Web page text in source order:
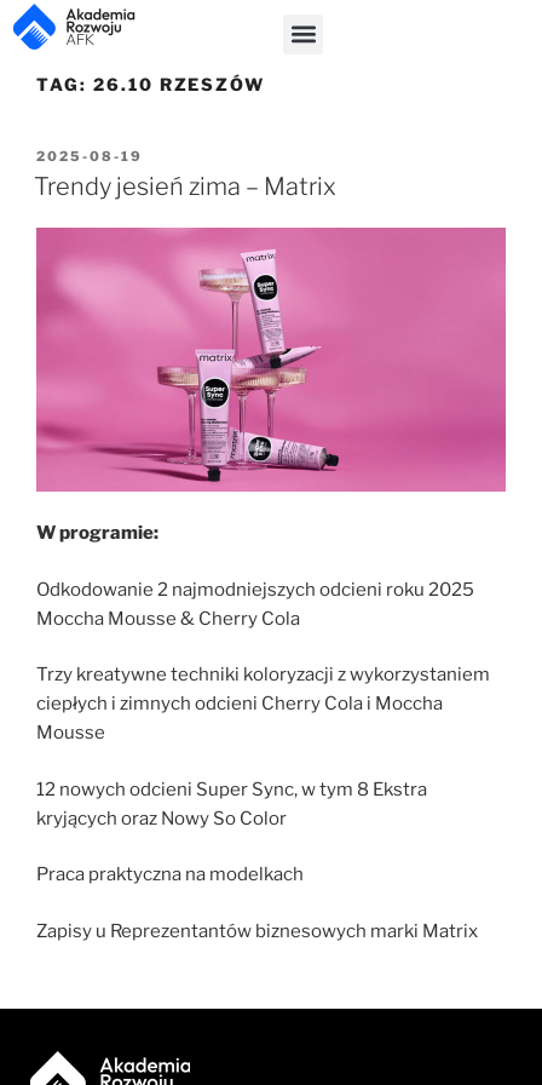
TAG: 26.10 RZESZÓW
2025-08-19
Trendy jesień zima – Matrix
W programie:
Odkodowanie 2 najmodniejszych odcieni roku 2025
Moccha Mousse & Cherry Cola
Trzy kreatywne techniki koloryzacji z wykorzystaniem
ciepłych i zimnych odcieni Cherry Cola i Moccha
Mousse
12 nowych odcieni Super Sync, w tym 8 Ekstra
kryjących oraz Nowy So Color
Praca praktyczna na modelkach
Zapisy u Reprezentantów biznesowych marki Matrix